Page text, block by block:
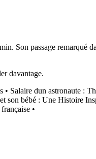
Son passage remarqué
davantage.
• Salaire dun astronaute :
son bébé : Une Histoire
•